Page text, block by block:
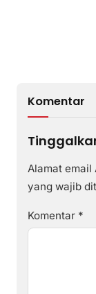
Komentar
Alamat email
yang wajib
Komentar *